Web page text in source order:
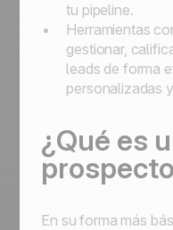
tu pipeline.
Herramientas
gestionar,
leads de forma
personalizadas
¿Qué es
En su forma más